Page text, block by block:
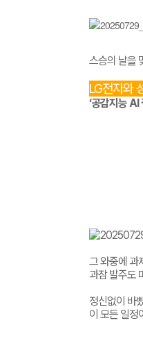
스승의 날을
LG전자와
‘공감지능 AI
그 와중에 과
과잠 발주도
정신없이 바
이 모든 일정